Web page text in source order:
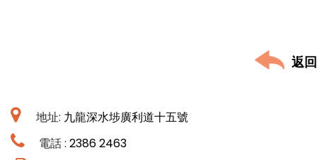
返回
地址: 九龍深水埗廣利道十五號
電話 : 2386 2463